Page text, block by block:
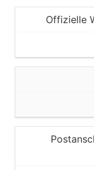
Offizielle